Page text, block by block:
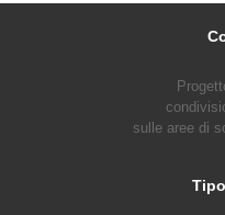
sulle aree di